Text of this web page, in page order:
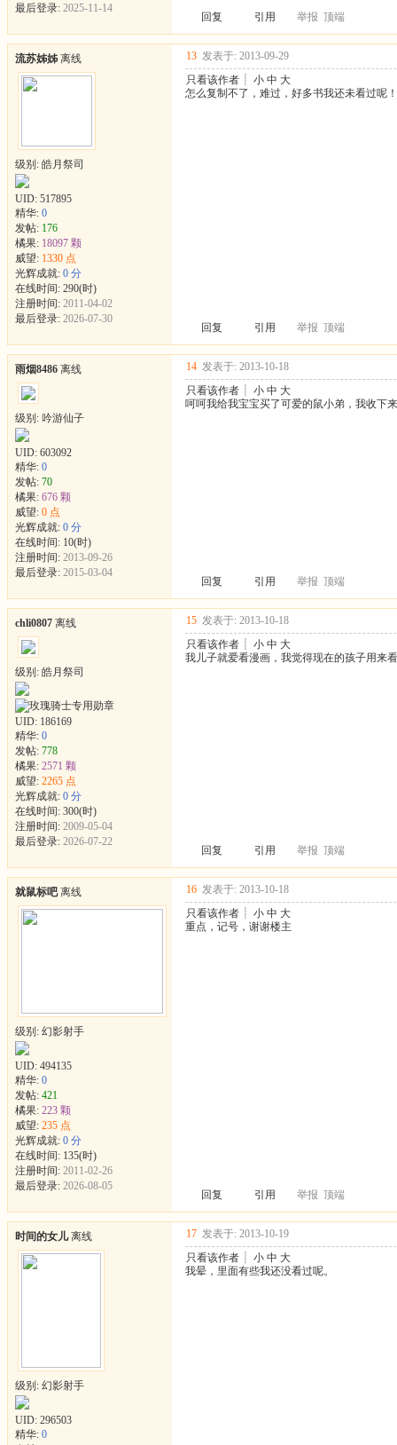
最后登录: 2025-11-14
回复 引用 举报 顶端
流苏姊姊 离线
级别: 皓月祭司
UID: 517895
精华: 0
发帖: 176
橘果: 18097 颗
威望: 1330 点
光辉成就: 0 分
在线时间: 290(时)
注册时间: 2011-04-02
最后登录: 2026-07-30
13 发表于: 2013-09-29
只看该作者 ┊ 小 中 大
怎么复制不了，难过，好多书我还未看过呢！
回复 引用 举报 顶端
雨烟8486 离线
级别: 吟游仙子
UID: 603092
精华: 0
发帖: 70
橘果: 676 颗
威望: 0 点
光辉成就: 0 分
在线时间: 10(时)
注册时间: 2013-09-26
最后登录: 2015-03-04
14 发表于: 2013-10-18
只看该作者 ┊ 小 中 大
呵呵我给我宝宝买了可爱的鼠小弟，我收下
回复 引用 举报 顶端
chli0807 离线
级别: 皓月祭司
UID: 186169
精华: 0
发帖: 778
橘果: 2571 颗
威望: 2265 点
光辉成就: 0 分
在线时间: 300(时)
注册时间: 2009-05-04
最后登录: 2026-07-22
15 发表于: 2013-10-18
只看该作者 ┊ 小 中 大
我儿子就爱看漫画，我觉得现在的孩子用来
回复 引用 举报 顶端
就鼠标吧 离线
级别: 幻影射手
UID: 494135
精华: 0
发帖: 421
橘果: 223 颗
威望: 235 点
光辉成就: 0 分
在线时间: 135(时)
注册时间: 2011-02-26
最后登录: 2026-08-05
16 发表于: 2013-10-18
只看该作者 ┊ 小 中 大
重点，记号，谢谢楼主
回复 引用 举报 顶端
时间的女儿 离线
级别: 幻影射手
UID: 296503
精华: 0
17 发表于: 2013-10-19
只看该作者 ┊ 小 中 大
我晕，里面有些我还没看过呢。